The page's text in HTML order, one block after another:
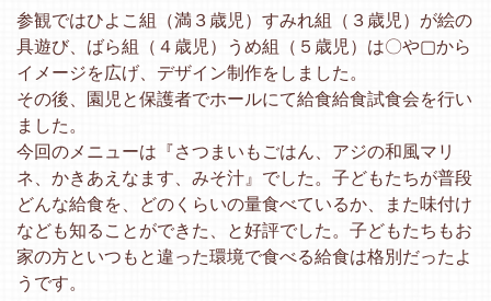
参観ではひよこ組（満３歳児）すみれ組（３歳児）が絵の
具遊び、ばら組（４歳児）うめ組（５歳児）は〇や▢から
イメージを広げ、デザイン制作をしました。
その後、園児と保護者でホールにて給食給食試食会を行い
ました。
今回のメニューは『さつまいもごはん、アジの和風マリ
ネ、かきあえなます、みそ汁』でした。子どもたちが普段
どんな給食を、どのくらいの量食べているか、また味付け
なども知ることができた、と好評でした。子どもたちもお
家の方といつもと違った環境で食べる給食は格別だったよ
うです。